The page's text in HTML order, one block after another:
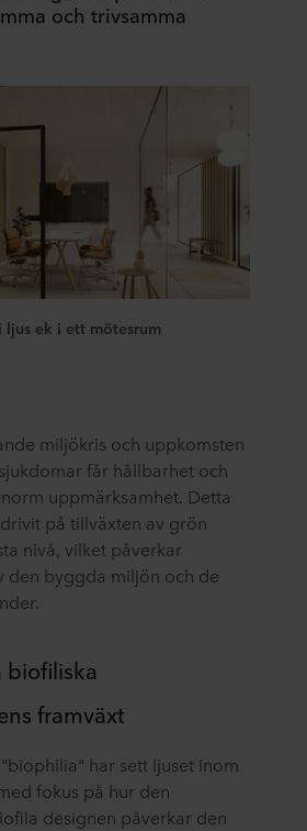
och trivsamma
ljus ek i ett mötesrum
miljökris och uppkomsten
får hållbarhet och
uppmärksamhet. Detta
på tillväxten av grön
nivå, vilket påverkar
den byggda miljön och de
biofiliska
framväxt
har sett ljuset inom
fokus på hur den
designen påverkar den